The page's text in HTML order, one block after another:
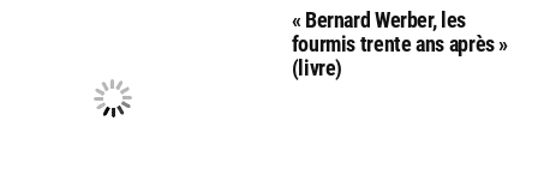
« Bernard Werber, les
fourmis trente ans après »
(livre)